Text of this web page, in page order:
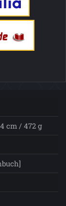
cm / 472 g